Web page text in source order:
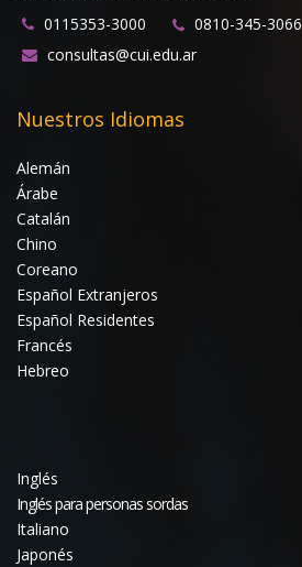
0115353-3000
0810-345-3066
consultas@cui.edu.ar
Nuestros Idiomas
Alemán
Árabe
Catalán
Chino
Coreano
Español Extranjeros
Español Residentes
Francés
Hebreo
Inglés
Inglés para personas sordas
Italiano
Japonés